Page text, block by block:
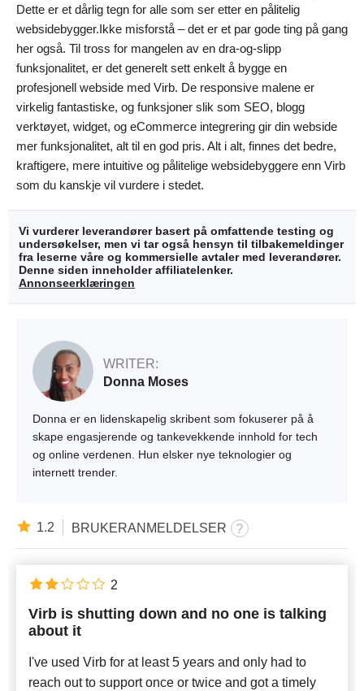
Dette er et dårlig tegn for alle som ser etter en pålitelig
websidebygger.Ikke misforstå – det er et par gode ting på gang
her også. Til tross for mangelen av en dra-og-slipp
funksjonalitet, er det generelt sett enkelt å bygge en
profesjonell webside med Virb. De responsive malene er
virkelig fantastiske, og funksjoner slik som SEO, blogg
verktøyet, widget, og eCommerce integrering gir din webside
mer funksjonalitet, alt til en god pris. Alt i alt, finnes det bedre,
kraftigere, mere intuitive og pålitelige websidebyggere enn Virb
som du kanskje vil vurdere i stedet.
Vi vurderer leverandører basert på omfattende testing og
undersøkelser, men vi tar også hensyn til tilbakemeldinger
fra leserne våre og kommersielle avtaler med leverandører.
Denne siden inneholder affiliatelenker.
Annonseerklæringen
WRITER:
Donna Moses
Donna er en lidenskapelig skribent som fokuserer på å
skape engasjerende og tankevekkende innhold for tech
og online verdenen. Hun elsker nye teknologier og
internett trender.
1.2 BRUKERANMELDELSER
Virb is shutting down and no one is talking
about it
I've used Virb for at least 5 years and only had to
reach out to support once or twice and got a timely
2